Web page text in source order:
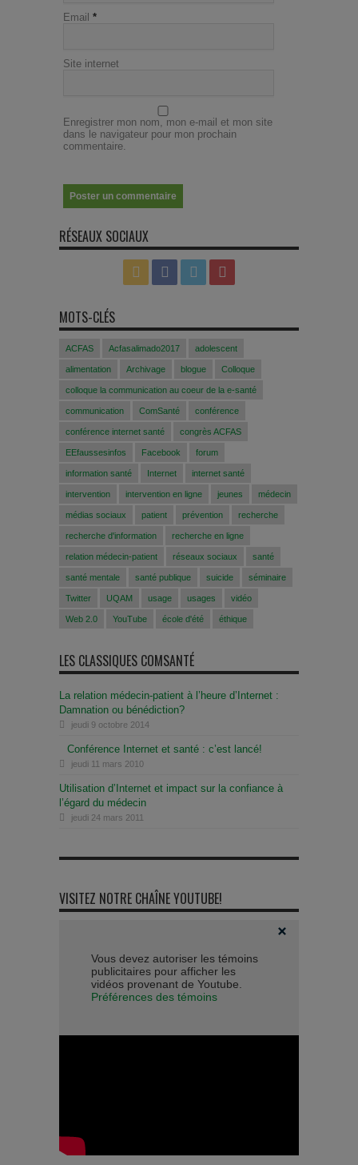
Email *
Site internet
Enregistrer mon nom, mon e-mail et mon site
dans le navigateur pour mon prochain
commentaire.
RÉSEAUX SOCIAUX
MOTS-CLÉS
ACFAS Acfasalimado2017 adolescent
alimentation Archivage blogue Colloque
colloque la communication au coeur de la e-santé
communication ComSanté conférence
conférence internet santé congrès ACFAS
EEfaussesinfos Facebook forum
information santé Internet internet santé
intervention intervention en ligne jeunes médecin
médias sociaux patient prévention recherche
recherche d'information recherche en ligne
relation médecin-patient réseaux sociaux santé
santé mentale santé publique suicide séminaire
Twitter UQAM usage usages vidéo
Web 2.0 YouTube école d'été éthique
LES CLASSIQUES COMSANTÉ
La relation médecin-patient à l’heure d’Internet :
Damnation ou bénédiction?
jeudi 9 octobre 2014
Conférence Internet et santé : c’est lancé!
jeudi 11 mars 2010
Utilisation d’Internet et impact sur la confiance à
l’égard du médecin
jeudi 24 mars 2011
VISITEZ NOTRE CHAÎNE YOUTUBE!
Vous devez autoriser les témoins
publicitaires pour afficher les
vidéos provenant de Youtube.
Préférences des témoins